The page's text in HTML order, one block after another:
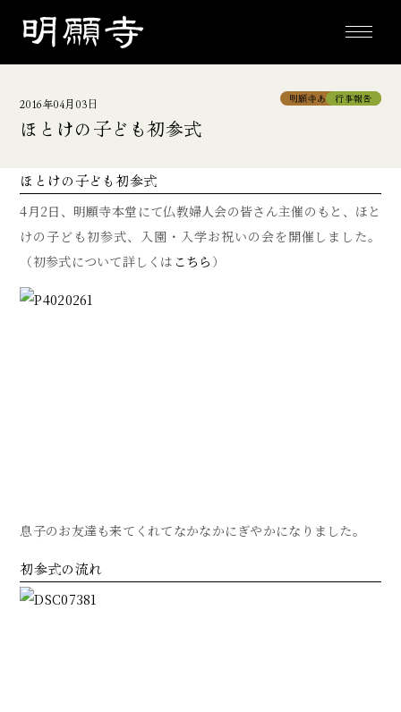
toggle
2016年04月03日
ほとけの子ども初参式
明願寺あっちこっち
行事報告
ほとけの子ども初参式
4月2日、明願寺本堂にて仏教婦人会の皆さん主催のもと、ほと
けの子ども初参式、入園・入学お祝いの会を開催しました。
（初参式について詳しくは こちら ）
息子のお友達も来てくれてなかなかにぎやかになりました。
初参式の流れ